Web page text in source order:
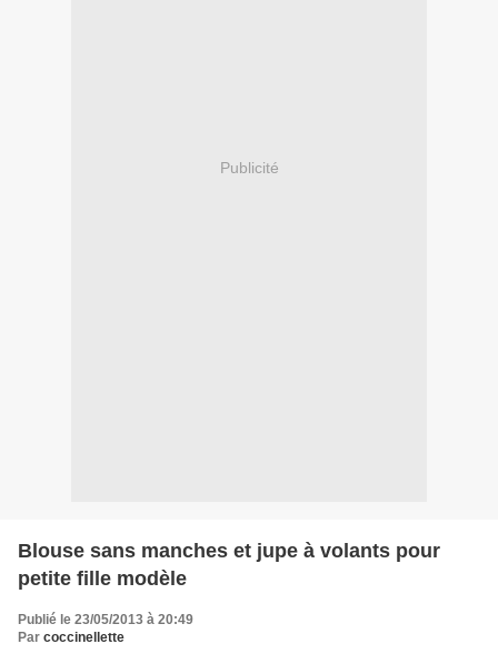
Publicité
Blouse sans manches et jupe à volants pour
petite fille modèle
Publié le 23/05/2013 à 20:49
Par coccinellette